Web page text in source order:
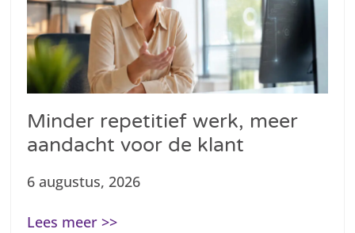
Minder repetitief werk, meer
aandacht voor de klant
6 augustus, 2026
Lees meer >>